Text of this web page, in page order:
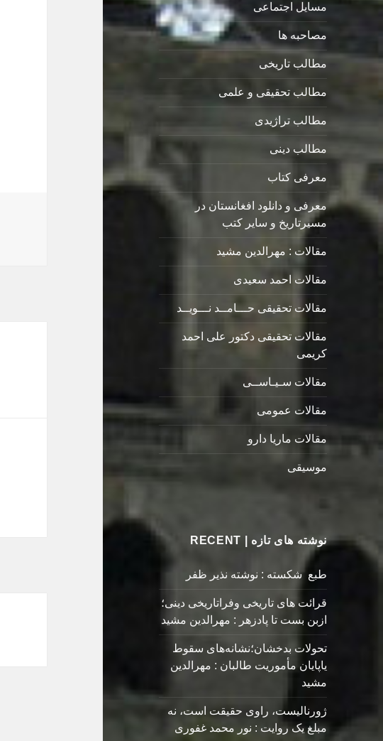
مسایل اجتماعی
مصاحبه ها
مطالب تاریخی
مطالب تحقیقی و علمی
مطالب تراژیدی
مطالب دینی
معرفی کتاب
معرفی و دانلود افغانستان در
مسیرتاریخ و سایر کتب
مقالات : مهرالدین مشید
مقالات احمد سعیدی
مقالات تحقیقی حـــامــد نـــویــد
مقالات تحقیقی دکتور علی احمد
کریمی
مقالات سـیـاســی
مقالات عمومی
مقالات ماریا دارو
موسیقی
نوشته های تازه | RECENT
طبع شکسته : نوشته نذیر ظفر
قرائت های تاریخی وفراتاریخی دینی؛
ازبن بست تا پادزهر : مهرالدین مشید
تحولات بدخشان؛نشانه‌های سقوط
یاپایان مأموریت طالبان : مهرالدین
مشید
ژورنالیست، راوی حقیقت است، نه
مبلغ یک روایت : نور محمد غفوری